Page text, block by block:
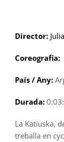
Director:
Coreografia:
País / Any:
Durada:
La Katiuska,
treballa en